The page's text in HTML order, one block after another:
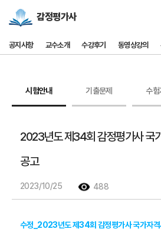
감정평가사
공지사항 교수소개 수강후기 동영상강의
시험안내 기출문제 수험
2023년도 제34회 감정평가사 국
공고
2023/10/25 488
수정_2023년도 제34회 감정평가사 국가자